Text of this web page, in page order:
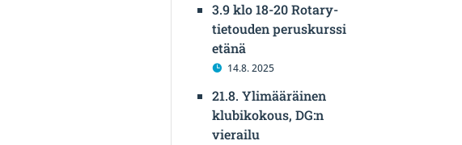
3.9 klo 18-20 Rotary-
tietouden peruskurssi
etänä
14.8. 2025
21.8. Ylimääräinen
klubikokous, DG:n
vierailu